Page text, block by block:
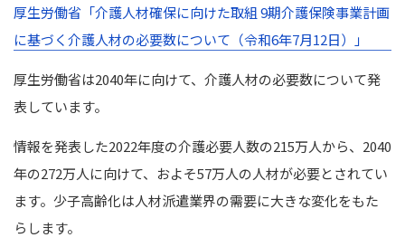
厚生労働省「介護人材確保に向けた取組 9期介護保険事業計画
に基づく介護人材の必要数について（令和6年7月12日）」
厚生労働省は2040年に向けて、介護人材の必要数について発
表しています。
情報を発表した2022年度の介護必要人数の215万人から、2040
年の272万人に向けて、およそ57万人の人材が必要とされてい
ます。 少子高齢化は人材派遣業界の需要に大きな変化をもた
らします。